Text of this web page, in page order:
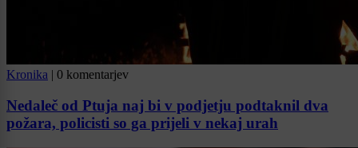
Kronika | 0 komentarjev
Nedaleč od Ptuja naj bi v podjetju podtaknil dva
požara, policisti so ga prijeli v nekaj urah